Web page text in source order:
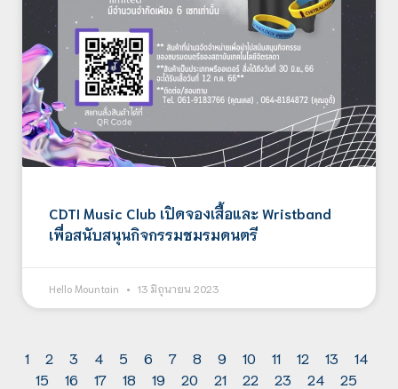
CDTI Music Club เปิดจองเสื้อและ Wristband
เพื่อสนับสนุนกิจกรรมชมรมดนตรี
Hello Mountain 13 มิถุนายน 2023
1 2 3 4 5 6 7 8 9 10 11 12 13
14
15
16 17 18 19 20 21 22 23 24
25